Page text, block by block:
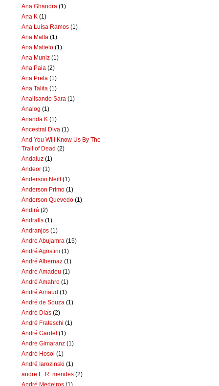
Ana Ghandra (1)
Ana K (1)
Ana Luísa Ramos (1)
Ana Malta (1)
Ana Matielo (1)
Ana Muniz (1)
Ana Paia (2)
Ana Preta (1)
Ana Talita (1)
Analisando Sara (1)
Analog (1)
Ananda K (1)
Ancestral Diva (1)
And You Will Know Us By The
Trail of Dead (2)
Andaluz (1)
Andeor (1)
Anderson Neiff (1)
Anderson Primo (1)
Anderson Quevedo (1)
Andirá (2)
Andralls (1)
Andranjos (1)
Andre Abujamra (15)
André Agostini (1)
André Albernaz (1)
Andre Amadeu (1)
André Amahro (1)
André Arnaud (1)
André de Souza (1)
André Dias (2)
André Frateschi (1)
André Gardel (1)
Andre Gimaranz (1)
André Hosoi (1)
André Iarozinski (1)
andre L. R. mendes (2)
André Medeiros (1)